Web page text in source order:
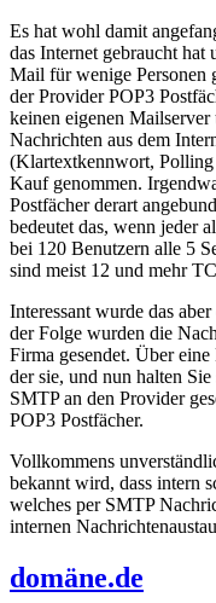
Es hat wohl damit
das Internet gebraucht hat
Mail für wenige Personen
der Provider POP3
keinen eigenen
Nachrichten aus dem
(Klartextkennwort, Polling
Kauf genommen.
Postfächer derart
bedeutet das, wenn jeder
bei 120 Benutzern alle 5
sind meist 12 und mehr
Interessant wurde das
der Folge wurden die
Firma gesendet. Über
der sie, und nun halten
SMTP an den Provider
POP3 Postfächer.
Vollkommens
bekannt wird, dass intern
welches per SMTP
internen
domäne.de